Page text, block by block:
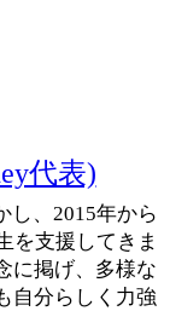
代表)
し、2015年から
を支援してきま
に掲げ、多様な
自分らしく力強